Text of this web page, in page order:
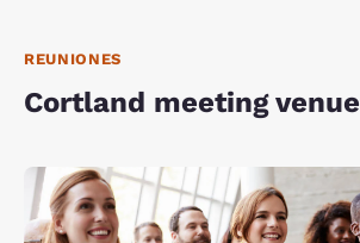
REUNIONES
Cortland meeting venue